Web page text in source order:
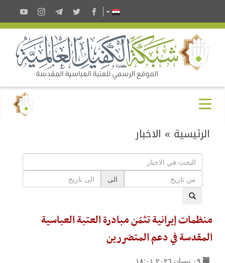
الرئيسية » الاخبار
الى
منظمات إيرانية تثمّن مبادرة العتبة العباسية
المقدسة في دعم المتضررين
٠٩ نيسان ٢٠٢٦ ١٨:٠١